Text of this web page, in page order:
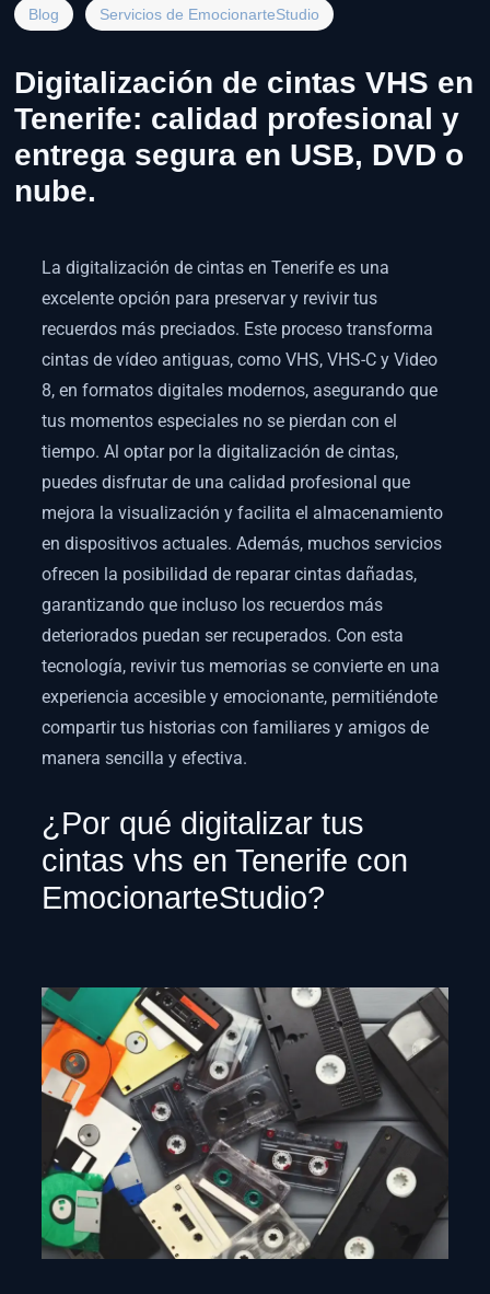
Blog Servicios de EmocionarteStudio
Digitalización de cintas VHS en
Tenerife: calidad profesional y
entrega segura en USB, DVD o
nube.
La digitalización de cintas en Tenerife es una
excelente opción para preservar y revivir tus
recuerdos más preciados. Este proceso transforma
cintas de vídeo antiguas, como VHS, VHS-C y Video
8, en formatos digitales modernos, asegurando que
tus momentos especiales no se pierdan con el
tiempo. Al optar por la digitalización de cintas,
puedes disfrutar de una calidad profesional que
mejora la visualización y facilita el almacenamiento
en dispositivos actuales. Además, muchos servicios
ofrecen la posibilidad de reparar cintas dañadas,
garantizando que incluso los recuerdos más
deteriorados puedan ser recuperados. Con esta
tecnología, revivir tus memorias se convierte en una
experiencia accesible y emocionante, permitiéndote
compartir tus historias con familiares y amigos de
manera sencilla y efectiva.
¿Por qué digitalizar tus
cintas vhs en Tenerife con
EmocionarteStudio?